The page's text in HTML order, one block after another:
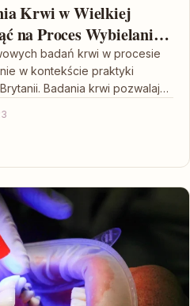
Krwi w Wielkiej
na Proces Wybielania
badań krwi w procesie
w kontekście praktyki
Badania krwi pozwalają